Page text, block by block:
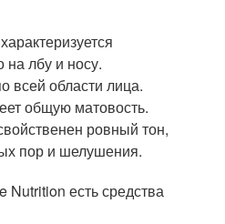
на лбу и носу.
всей области лица.
общую матовость.
ровный тон,
пор и шелушения.
есть средства